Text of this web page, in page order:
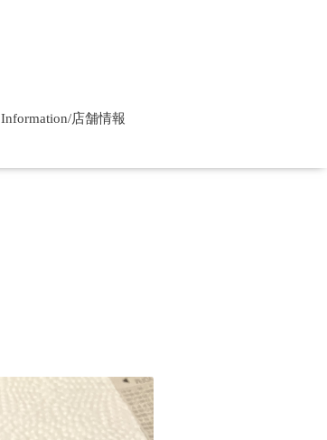
Information/店舗情報